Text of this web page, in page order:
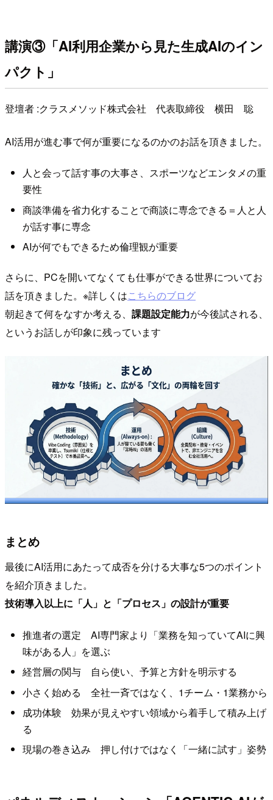
講演③「AI利用企業から見た生成AIのイン
パクト」
登壇者 :クラスメソッド株式会社 代表取締役 横田 聡
AI活用が進む事で何が重要になるのかのお話を頂きました。
人と会って話す事の大事さ、スポーツなどエンタメの重
要性
商談準備を省力化することで商談に専念できる＝人と人
が話す事に専念
AIが何でもできるため倫理観が重要
さらに、PCを開いてなくても仕事ができる世界についてお
話を頂きました。※詳しくはこちらのブログ
朝起きて何をなすか考える、 課題設定能力が今後試される、
というお話しが印象に残っています
まとめ
最後にAI活用にあたって成否を分ける大事な5つのポイント
を紹介頂きました。
技術導入以上に「人」と「プロセス」の設計が重要
推進者の選定 AI専門家より「業務を知っていてAIに興
味がある人」を選ぶ
経営層の関与 自ら使い、予算と方針を明示する
小さく始める 全社一斉ではなく、1チーム・1業務から
成功体験 効果が見えやすい領域から着手して積み上げ
る
現場の巻き込み 押し付けではなく「一緒に試す」姿勢